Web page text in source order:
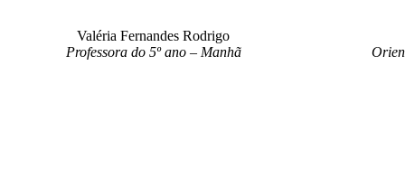
Valéria Fernandes Rodrigo
Professora do 5º ano – Manhã